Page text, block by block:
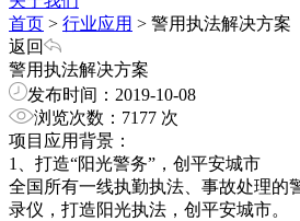
首页 > 行业应用 > 警用执法解决方案
返回
警用执法解决方案
发布时间：2019-10-08
浏览次数：7177 次
项目 应用背景：
1、打造“阳光警务”，创平安城市
全国 所有一线执勤执法、事故处理的
录仪，打造阳光执法，创平安城市。